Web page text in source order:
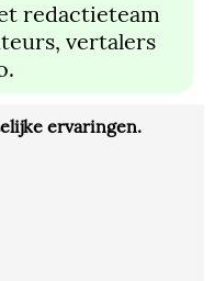
redactieteam
vertalers
ervaringen.